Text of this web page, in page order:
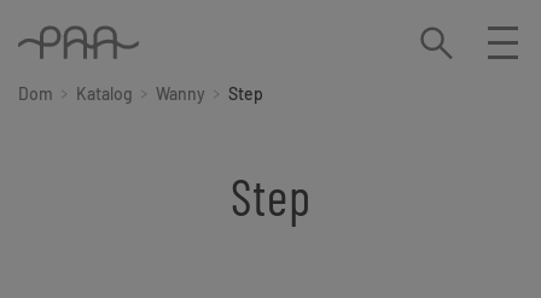
Dom Katalog Wanny Step
Step